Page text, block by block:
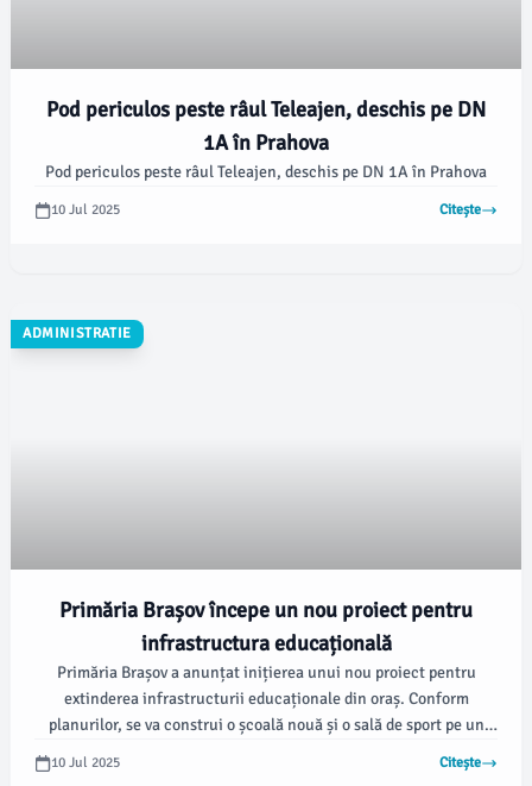
Pod periculos peste râul Teleajen, deschis pe DN
1A în Prahova
Pod periculos peste râul Teleajen, deschis pe DN 1A în Prahova
10 Jul 2025 Citește
ADMINISTRATIE
Primăria Brașov începe un nou proiect pentru
infrastructura educațională
Primăria Brașov a anunțat inițierea unui nou proiect pentru
extinderea infrastructurii educaționale din oraș. Conform
planurilor, se va construi o școală nouă și o sală de sport pe un
10 Jul 2025 Citește